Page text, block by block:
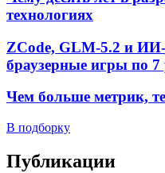
технологиях
ZCode, GLM-5.2 и ИИ-
браузерные игры по 7
Чем больше метрик,
В подборку
Публикации